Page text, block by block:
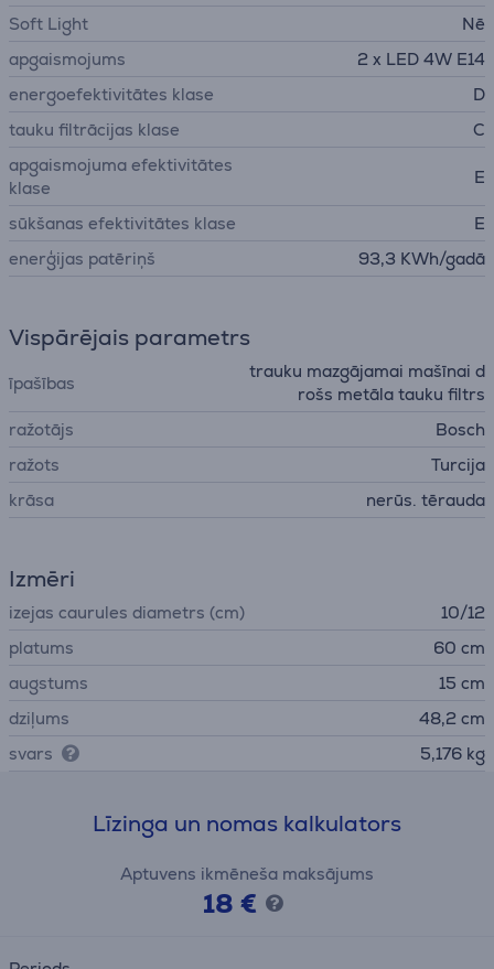
Soft Light
Nē
apgaismojums
2 x LED 4W E14
energoefektivitātes klase
D
tauku filtrācijas klase
C
apgaismojuma efektivitātes
klase
E
sūkšanas efektivitātes klase
E
enerģijas patēriņš
93,3 KWh/gadā
Vispārējais parametrs
īpašības
trauku mazgājamai mašīnai d
rošs metāla tauku filtrs
ražotājs
Bosch
ražots
Turcija
krāsa
nerūs. tērauda
Izmēri
izejas caurules diametrs (cm)
10/12
platums
60 cm
augstums
15 cm
dziļums
48,2 cm
svars
5,176 kg
Līzinga un nomas kalkulators
Aptuvens ikmēneša maksājums
18 €